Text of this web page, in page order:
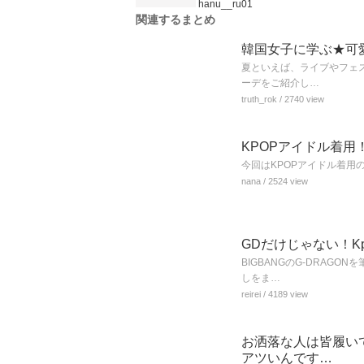
hanu__ru01
関連するまとめ
韓国女子に学ぶ★可
夏といえば、ライブやフェ
ーデをご紹介し…
truth_rok / 2740 view
KPOPアイドル着用
今回はKPOPアイドル着用
nana / 2524 view
GDだけじゃない！
BIGBANGのG-DRAGON
しをま…
reirei / 4189 view
お洒落な人は皆履い
アツいんです…